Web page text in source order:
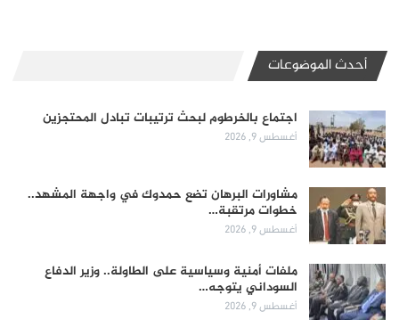
أحدث الموضوعات
اجتماع بالخرطوم لبحث ترتيبات تبادل المحتجزين
أغسطس 9, 2026
مشاورات البرهان تضع حمدوك في واجهة المشهد..
خطوات مرتقبة…
أغسطس 9, 2026
ملفات أمنية وسياسية على الطاولة.. وزير الدفاع
السوداني يتوجه…
أغسطس 9, 2026